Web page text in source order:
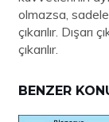
olmazsa,
çıkarılır.
çıkarılır.
BENZER